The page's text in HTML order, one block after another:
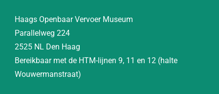
Haags Openbaar Vervoer Museum
Parallelweg 224
2525 NL Den Haag
Bereikbaar met de HTM-lijnen 9, 11 en 12 (halte
Wouwermanstraat)